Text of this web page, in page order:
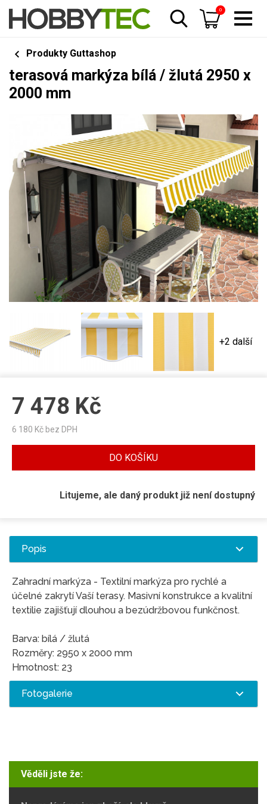
0
Produkty Guttashop
terasová markýza bílá / žlutá 2950 x
2000 mm
+2 další
7 478 Kč
6 180 Kč bez DPH
DO KOŠÍKU
Litujeme, ale daný produkt již není dostupný
Popis
Zahradní markýza - Textilní markýza pro rychlé a
účelné zakrytí Vaší terasy. Masivní konstrukce a kvalitní
textilie zajišťují dlouhou a bezúdržbovou funkčnost.
Barva: bílá / žlutá
Rozměry: 2950 x 2000 mm
Hmotnost: 23
Fotogalerie
Věděli jste že: